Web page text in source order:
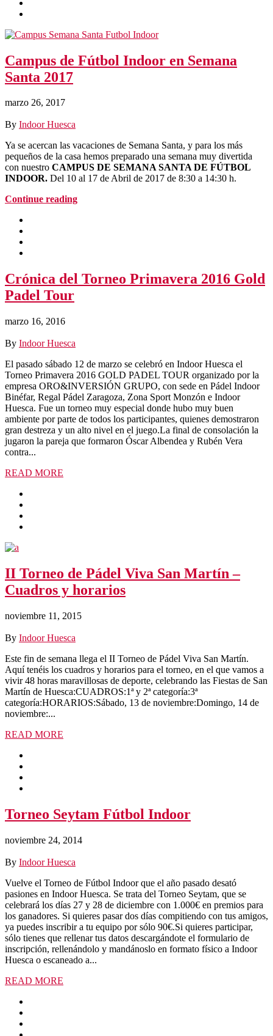
Campus de Fútbol Indoor en Semana
Santa 2017
marzo 26, 2017
By Indoor Huesca
Ya se acercan las vacaciones de Semana Santa, y para los más
pequeños de la casa hemos preparado una semana muy divertida
con nuestro CAMPUS DE SEMANA SANTA DE FÚTBOL
INDOOR. Del 10 al 17 de Abril de 2017 de 8:30 a 14:30 h.
Continue reading
Crónica del Torneo Primavera 2016 Gold
Padel Tour
marzo 16, 2016
By Indoor Huesca
El pasado sábado 12 de marzo se celebró en Indoor Huesca el
Torneo Primavera 2016 GOLD PADEL TOUR organizado por la
empresa ORO&INVERSIÓN GRUPO, con sede en Pádel Indoor
Binéfar, Regal Pádel Zaragoza, Zona Sport Monzón e Indoor
Huesca. Fue un torneo muy especial donde hubo muy buen
ambiente por parte de todos los participantes, quienes demostraron
gran destreza y un alto nivel en el juego.La final de consolación la
jugaron la pareja que formaron Óscar Albendea y Rubén Vera
contra...
READ MORE
II Torneo de Pádel Viva San Martín –
Cuadros y horarios
noviembre 11, 2015
By Indoor Huesca
Este fin de semana llega el II Torneo de Pádel Viva San Martín.
Aquí tenéis los cuadros y horarios para el torneo, en el que vamos a
vivir 48 horas maravillosas de deporte, celebrando las Fiestas de San
Martín de Huesca:CUADROS:1ª y 2ª categoría:3ª
categoría:HORARIOS:Sábado, 13 de noviembre:Domingo, 14 de
noviembre:...
READ MORE
Torneo Seytam Fútbol Indoor
noviembre 24, 2014
By Indoor Huesca
Vuelve el Torneo de Fútbol Indoor que el año pasado desató
pasiones en Indoor Huesca. Se trata del Torneo Seytam, que se
celebrará los días 27 y 28 de diciembre con 1.000€ en premios para
los ganadores. Si quieres pasar dos días compitiendo con tus amigos,
ya puedes inscribir a tu equipo por sólo 90€.Si quieres participar,
sólo tienes que rellenar tus datos descargándote el formulario de
inscripción, rellenándolo y mandánoslo en formato físico a Indoor
Huesca o escaneado a...
READ MORE